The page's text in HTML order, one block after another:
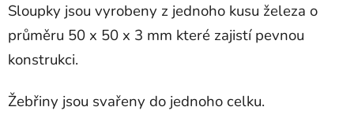
Sloupky jsou vyrobeny z jednoho kusu železa o
průměru 50 x 50 x 3 mm které zajistí pevnou
konstrukci.
Žebřiny jsou svařeny do jednoho celku.